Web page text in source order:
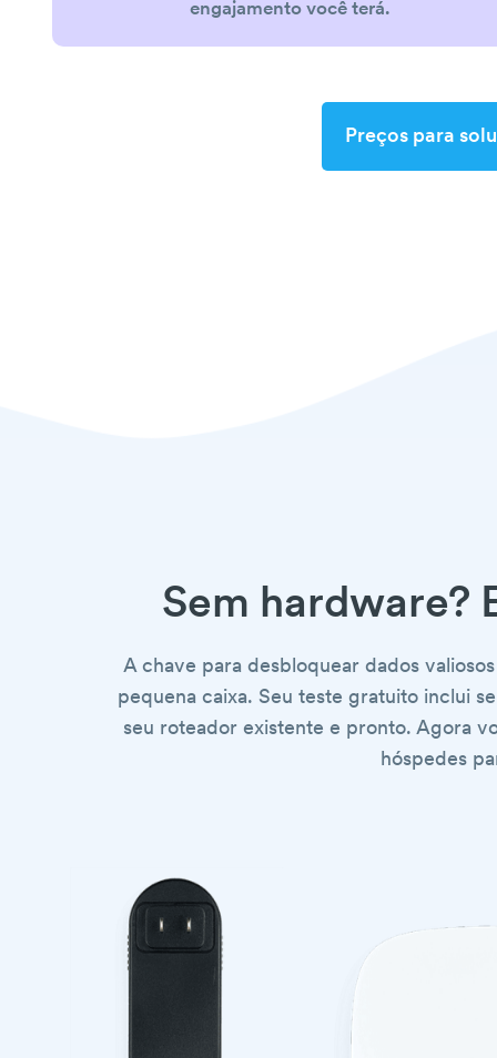
engajamento você terá.
Preços para
Sem hardware?
A chave para desbloquear dados
pequena caixa. Seu teste gratuito inclui
seu roteador existente e pronto. Agora
hóspedes